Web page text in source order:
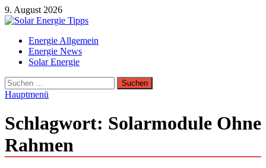
Zum
Inhalt
9. August 2026
Solar Energie Tipps
Solar Energie und Photovoltaik Informationen und Tipps
Energie Allgemein
Energie News
Solar Energie
Suchen
nach:
Hauptmenü
Schlagwort: Solarmodule Ohne
Rahmen